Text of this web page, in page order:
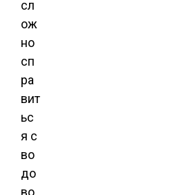
сл
ож
но
сп
ра
вит
ьс
я с
во
до
во